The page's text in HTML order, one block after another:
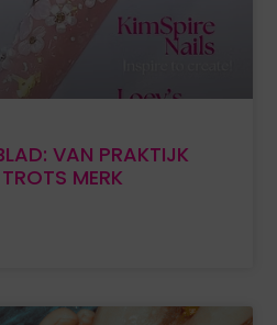
VAN PRAKTIJK
MERK